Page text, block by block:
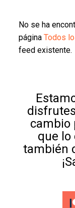
No se ha
página Todos
feed existente.
cambio
que lo
también